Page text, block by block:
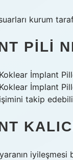
kurum
PILI
İmplant
İmplant
takip